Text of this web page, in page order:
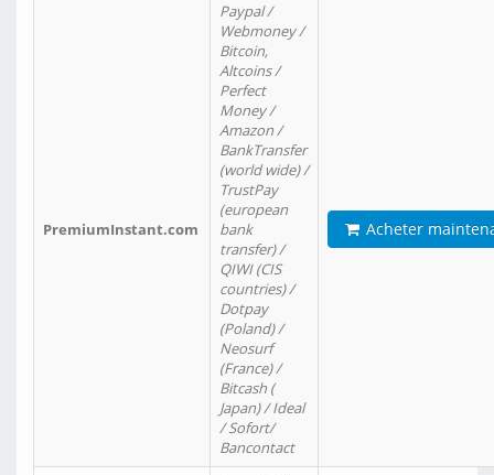
PremiumInstant.com
Paypal /
Webmoney /
Bitcoin,
Altcoins /
Perfect
Money /
Amazon /
BankTransfer
(world wide) /
TrustPay
(european
bank
transfer) /
QIWI (CIS
countries) /
Dotpay
(Poland) /
Neosurf
(France) /
Bitcash (
Japan) / Ideal
/ Sofort/
Bancontact
Acheter